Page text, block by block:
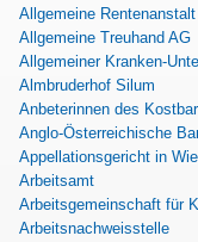
Allgemeine Rentenanstalt
Allgemeine Treuhand AG
Allgemeiner Kranken-
Almbruderhof Silum
Anbeterinnen des
Anglo-Österreichische
Appellationsgericht in
Arbeitsamt
Arbeitsgemeinschaft für
Arbeitsnachweisstelle